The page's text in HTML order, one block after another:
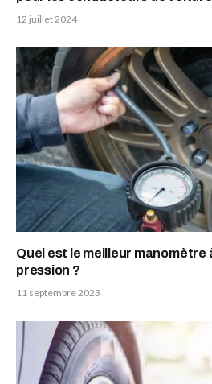
12 juillet 2024
Quel est le meilleur manomètre
pression ?
11 septembre 2023